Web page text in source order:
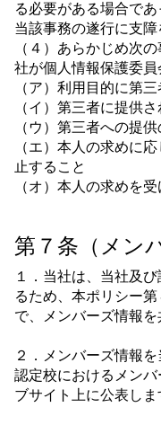
る必要がある場合で
当該事務の遂行に支障
（４）あらかじめ次
社が個人情報保護委員
（ア）利用目的に第
（イ）第三者に提供
（ウ）第三者への提
（エ）本人の求めに
止すること
（オ）本人の求めを
第７条（メン
１．当社は、当社及
るため、本ポリシー
で、メンバーズ情報を
２．メンバーズ情報
認定校におけるメン
ブサイト上に公表しま